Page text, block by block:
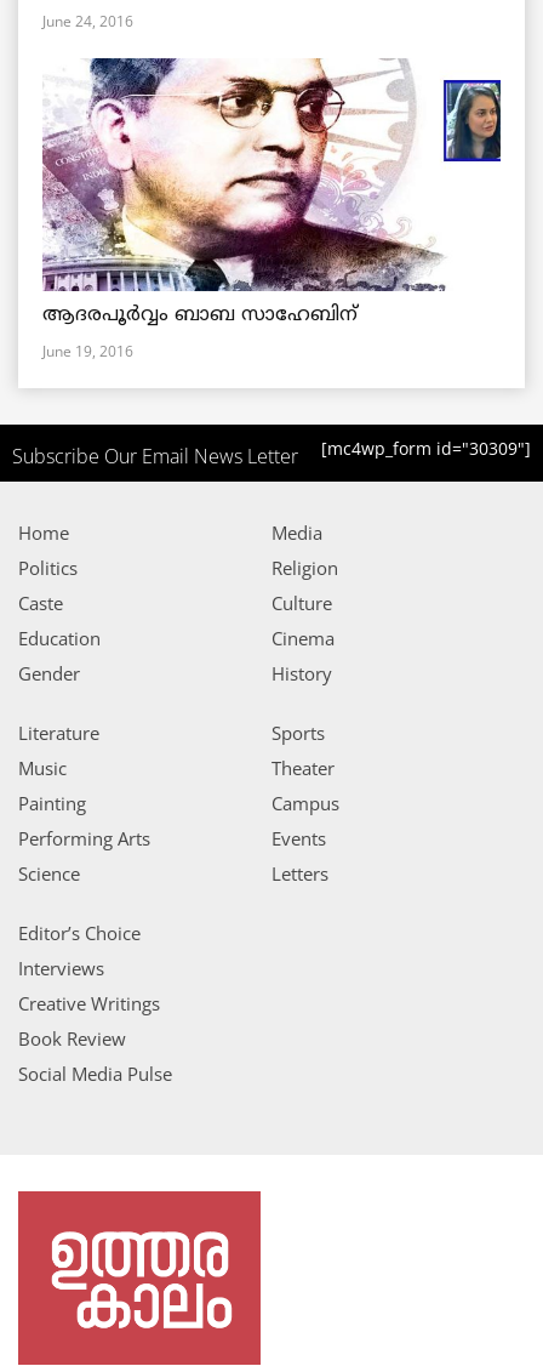
June 24, 2016
ആദരപൂര്‍വ്വം ബാബ സാഹേബിന്
June 19, 2016
Subscribe Our Email News Letter [mc4wp_form id="30309"]
Home
Politics
Caste
Education
Gender
Media
Religion
Culture
Cinema
History
Literature
Music
Painting
Performing Arts
Science
Sports
Theater
Campus
Events
Letters
Editor’s Choice
Interviews
Creative Writings
Book Review
Social Media Pulse